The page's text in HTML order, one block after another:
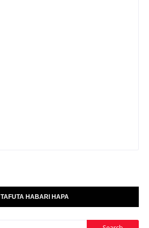
TAFUTA HABARI HAPA